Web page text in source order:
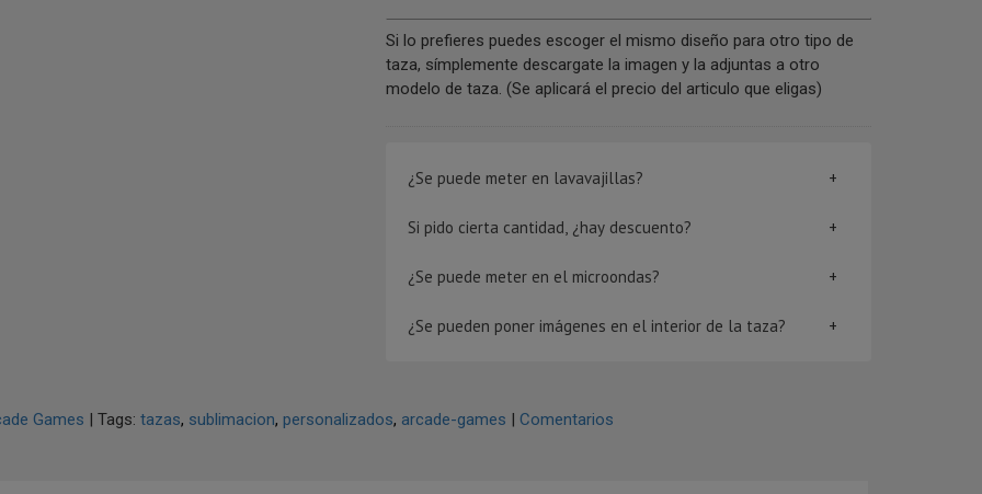
Si lo prefieres puedes escoger el mismo diseño para otro tipo de
taza, símplemente descargate la imagen y la adjuntas a otro
modelo de taza. (Se aplicará el precio del articulo que eligas)
¿Se puede meter en lavavajillas?
Si pido cierta cantidad, ¿hay descuento?
¿Se puede meter en el microondas?
¿Se pueden poner imágenes en el interior de la taza?
Games | Tags: tazas sublimacion personalizados arcade-games | Comentarios